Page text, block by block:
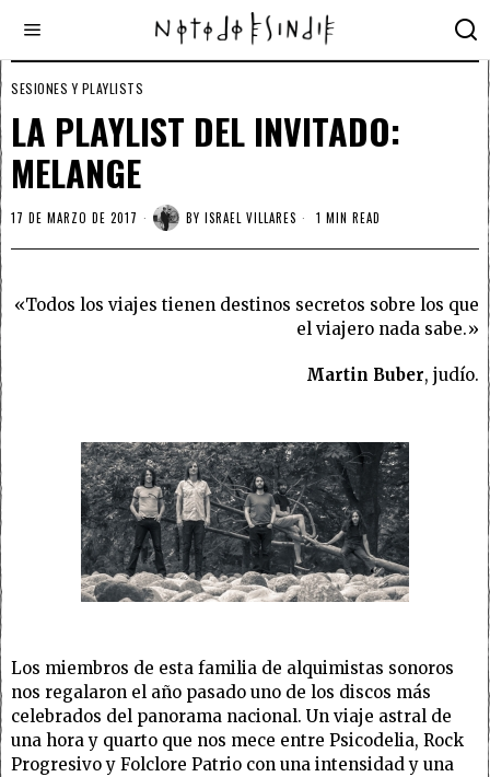
SESIONES Y PLAYLISTS
LA PLAYLIST DEL INVITADO:
MELANGE
17 DE MARZO DE 2017 BY ISRAEL VILLARES 1 MIN READ
«Todos los viajes tienen destinos secretos sobre los que
el viajero nada sabe.»
Martin Buber, judío.
Los miembros de esta familia de alquimistas sonoros
nos regalaron el año pasado uno de los discos más
celebrados del panorama nacional. Un viaje astral de
una hora y quarto que nos mece entre Psicodelia, Rock
Progresivo y Folclore Patrio con una intensidad y una